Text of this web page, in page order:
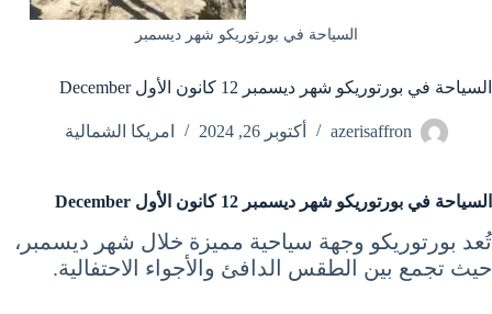
السياحة في بورتوريكو شهر ديسمبر
السياحة في بورتوريكو شهر ديسمبر 12 كانون الأول December
azerisaffron أكتوبر 26, 2024 امريكا الشمالية
السياحة في بورتوريكو شهر ديسمبر 12 كانون الأول December
تُعد بورتوريكو وجهة سياحية مميزة خلال شهر ديسمبر،
حيث تجمع بين الطقس الدافئ والأجواء الاحتفالية.